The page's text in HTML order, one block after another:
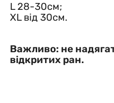
L 28-30см;
XL від 30см.
Важливо: не
відкритих ран.